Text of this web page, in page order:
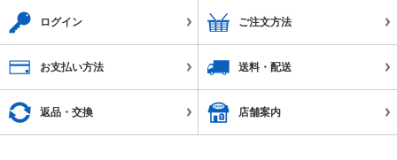
ログイン ご注文方法
お支払い方法 送料・配送
返品・交換 店舗案内